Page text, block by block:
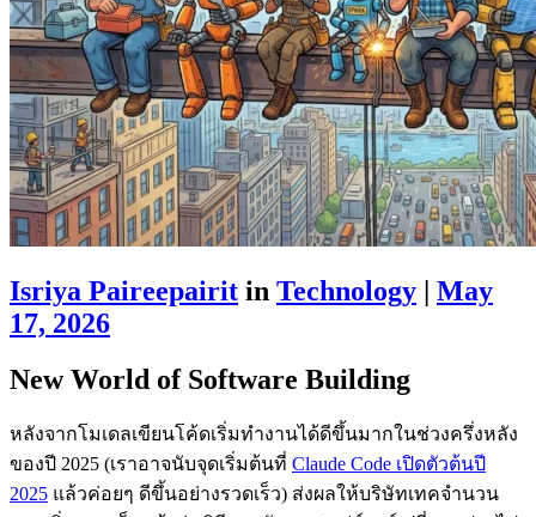
Isriya Paireepairit in Technology | May
17, 2026
New World of Software Building
หลังจากโมเดลเขียนโค้ดเริ่มทำงานได้ดีขึ้นมากในช่วงครึ่งหลัง
ของปี 2025 (เราอาจนับจุดเริ่มต้นที่ Claude Code เปิดตัวต้นปี
2025 แล้วค่อยๆ ดีขึ้นอย่างรวดเร็ว) ส่งผลให้บริษัทเทคจำนวน